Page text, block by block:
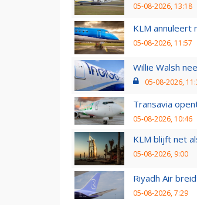
05-08-2026, 13:18
KLM annuleert
05-08-2026, 11:57
Willie Walsh
05-08-2026,
Transavia
05-08-2026, 10:46
KLM blijft net
05-08-2026, 9:00
Riyadh Air
05-08-2026, 7:29